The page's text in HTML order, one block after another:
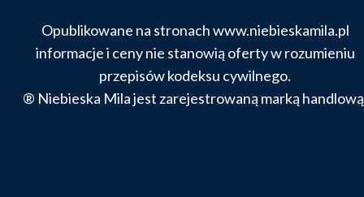
Opublikowane na stronach www.niebieskamila.pl
informacje i ceny nie stanowią oferty w rozumieniu
przepisów kodeksu cywilnego.
® Niebieska Mila jest zarejestrowaną marką